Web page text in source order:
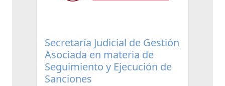
Secretaría Judicial de Gestión
Asociada en materia de
Seguimiento y Ejecución de
Sanciones